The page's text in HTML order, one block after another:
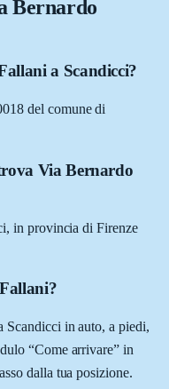
Bernardo
a Scandicci?
del comune di
Via Bernardo
in provincia di Firenze
Scandicci in auto, a piedi,
“Come arrivare” in
dalla tua posizione.